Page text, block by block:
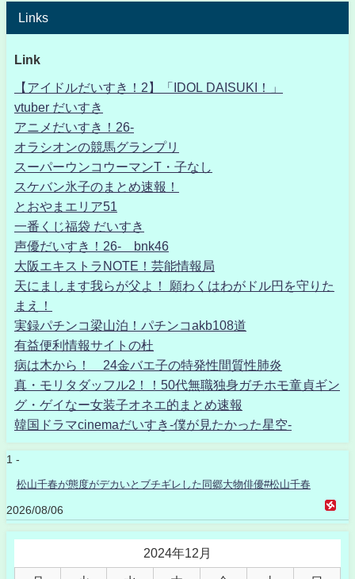
Links
Link
【アイドルだいすき！2】「IDOL DAISUKI！」
vtuber だいすき
アニメだいすき！26-
オラシオンの競馬グランプリ
スーパーウンコウーマンT・子なし
スケバン氷子のまとめ速報！
とおやまエリア51
一番くじ福袋 だいすき
声優だいすき！26- bnk46
大阪エキストラNOTE！芸能情報局
天にまします我らが父よ！ 願わくはわがドル円を守りた
まえ！
実録パチンコ梁山泊！パチンコakb108道
有益便利情報サイトの杜
病は木から！ 24金バエ子の特発性間質性肺炎
真・モリタダッフル2！！50代無職独身ガチホモ童貞ギン
グ・ゲイなー女装子オネエ的まとめ速報
韓国ドラマcinemaだいすき-僕が見たかった星空-
1 -
松山千春が態度がデカいとブチギレした同郷大物俳優#松山千春
2026/08/06
2024年12月